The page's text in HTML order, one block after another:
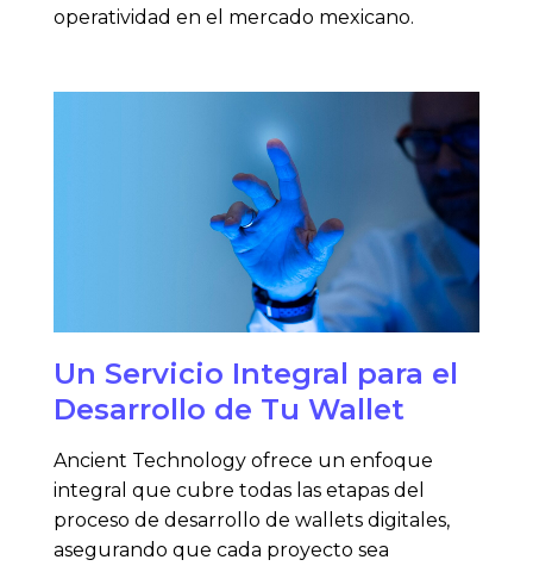
operatividad en el mercado mexicano.
Un Servicio Integral para el
Desarrollo de Tu Wallet
Ancient Technology ofrece un enfoque
integral que cubre todas las etapas del
proceso de desarrollo de wallets digitales,
asegurando que cada proyecto sea